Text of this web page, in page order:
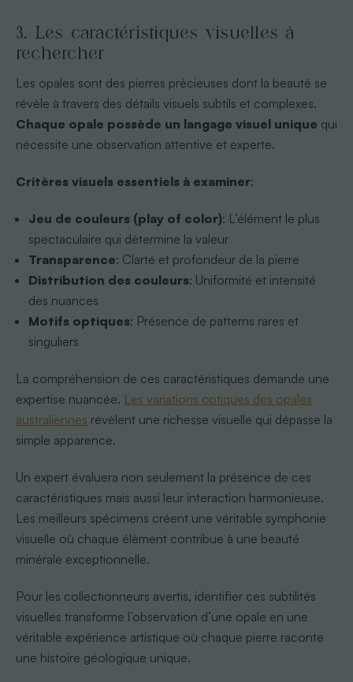
3. Les caractéristiques visuelles à
rechercher
Les opales sont des pierres précieuses dont la beauté se
révèle à travers des détails visuels subtils et complexes.
Chaque opale possède un langage visuel unique qui
nécessite une observation attentive et experte.
Critères visuels essentiels à examiner:
Jeu de couleurs (play of color): L’élément le plus
spectaculaire qui détermine la valeur
Transparence: Clarté et profondeur de la pierre
Distribution des couleurs: Uniformité et intensité
des nuances
Motifs optiques: Présence de patterns rares et
singuliers
La compréhension de ces caractéristiques demande une
expertise nuancée. Les variations optiques des opales
australiennes révèlent une richesse visuelle qui dépasse la
simple apparence.
Un expert évaluera non seulement la présence de ces
caractéristiques mais aussi leur interaction harmonieuse.
Les meilleurs spécimens créent une véritable symphonie
visuelle où chaque élément contribue à une beauté
minérale exceptionnelle.
Pour les collectionneurs avertis, identifier ces subtilités
visuelles transforme l’observation d’une opale en une
véritable expérience artistique où chaque pierre raconte
une histoire géologique unique.